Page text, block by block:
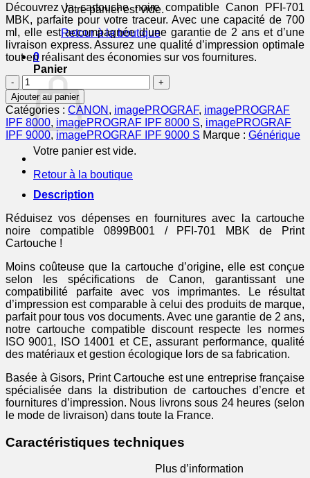
Votre panier est vide.
Retour à la boutique
0
Panier
Votre panier est vide.
Retour à la boutique
Découvrez la cartouche noire compatible Canon PFI-701
MBK, parfaite pour votre traceur. Avec une capacité de 700
ml, elle est accompagnée d’une garantie de 2 ans et d’une
livraison express. Assurez une qualité d’impression optimale
tout en réalisant des économies sur vos fournitures.
quantité
de
0899B001
/
PFI-
701
MBK
-
cartouche
compatible
-
noire
Ajouter au panier
Catégories : CANON , imagePROGRAF, imagePROGRAF
IPF 8000, imagePROGRAF IPF 8000 S, imagePROGRAF
IPF 9000,imagePROGRAF IPF 9000 S Marque : Générique
Description
Réduisez vos dépenses en fournitures avec la cartouche
noire compatible 0899B001 / PFI-701 MBK de Print
Cartouche !
Moins coûteuse que la cartouche d’origine, elle est conçue
selon les spécifications de Canon, garantissant une
compatibilité parfaite avec vos imprimantes. Le résultat
d’impression est comparable à celui des produits de marque,
parfait pour tous vos documents. Avec une garantie de 2 ans,
notre cartouche compatible discount respecte les normes
ISO 9001, ISO 14001 et CE, assurant performance, qualité
des matériaux et gestion écologique lors de sa fabrication.
Basée à Gisors, Print Cartouche est une entreprise française
spécialisée dans la distribution de cartouches d’encre et
fournitures d’impression. Nous livrons sous 24 heures (selon
le mode de livraison) dans toute la France.
Caractéristiques techniques
Plus d’information